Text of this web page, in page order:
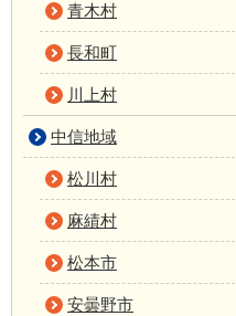
青木村
長和町
川上村
中信地域
松川村
麻績村
松本市
安曇野市